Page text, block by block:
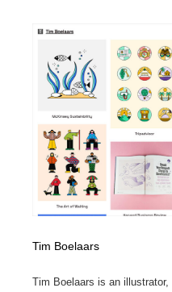
Tim Boelaars
Tim Boelaars is an illustrator,